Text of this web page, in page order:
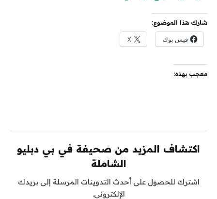
شارك هذا الموضوع:
فيس بوك X
معجب بهذه:
اكتشاف المزيد من صحيفة في بي دبليو
الشاملة
اشترك للحصول على أحدث التدوينات المرسلة إلى بريدك
الإلكتروني.